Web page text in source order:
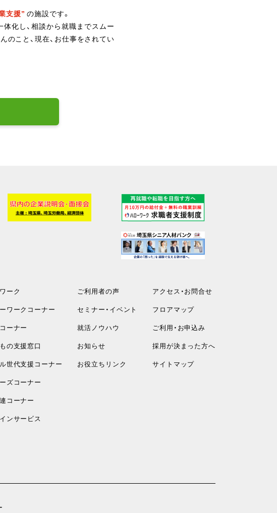
支援” の施設です。
化し、相談から就職までスムー
こと、現在、お仕事をされてい
ーク
ワークコーナー
ーナー
の支援窓口
世代支援コーナー
ズコーナー
コーナー
ンサービス
ご利用者の声
セミナー・イベント
就活ノウハウ
お知らせ
お役立ちリンク
アクセス・お問合せ
フロアマップ
ご利用・お申込み
採用が決まった方へ
サイトマップ